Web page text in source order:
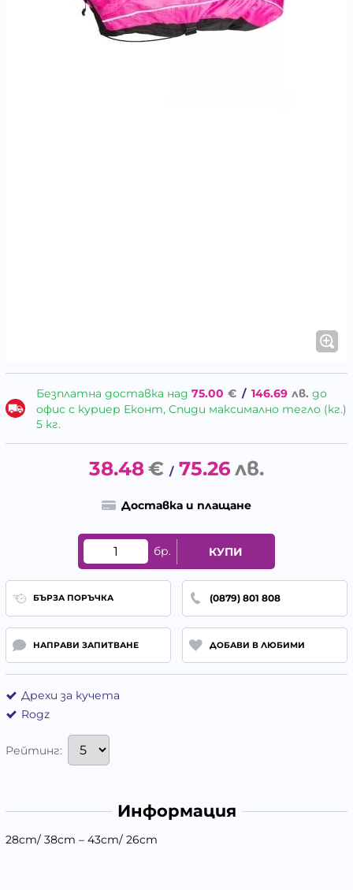
Безплатна доставка над 75.00 € / 146.69 лв. до
офис с куриер Еконт, Спиди максимално тегло (кг.)
5 кг.
38.48€ / 75.26 лв.
Доставка и плащане
бр. КУПИ
БЪРЗА ПОРЪЧКА (0879) 801 808
НАПРАВИ ЗАПИТВАНЕ ДОБАВИ В ЛЮБИМИ
Дрехи за кучета
Rogz
Рейтинг:
Информация
28cm/ 38cm – 43cm/ 26cm